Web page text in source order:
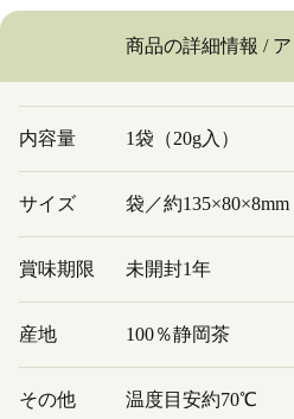
商品の詳細情報 /
内容量 1袋（20g入）
サイズ 袋／約135×80×8mm
賞味期限 未開封1年
産地 100％静岡茶
その他 温度目安約70℃